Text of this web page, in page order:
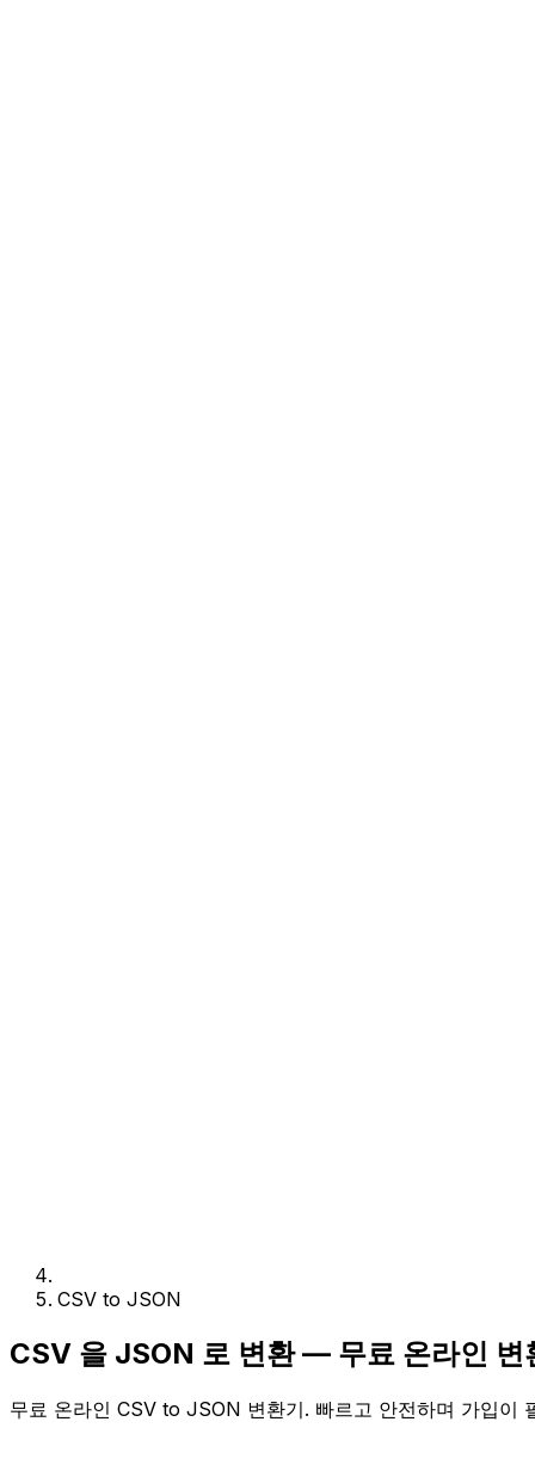
CSV to JSON
CSV 을 JSON 로 변환 — 무료 온라인 변
무료 온라인 CSV to JSON 변환기. 빠르고 안전하며 가입이